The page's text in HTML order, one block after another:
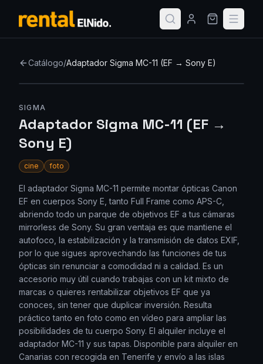
Catálogo/Adaptador Sigma MC-11 (EF → Sony E)
SIGMA
Adaptador Sigma MC-11 (EF →
Sony E)
cine foto
El adaptador Sigma MC-11 permite montar ópticas Canon
EF en cuerpos Sony E, tanto Full Frame como APS-C,
abriendo todo un parque de objetivos EF a tus cámaras
mirrorless de Sony. Su gran ventaja es que mantiene el
autofoco, la estabilización y la transmisión de datos EXIF,
por lo que sigues aprovechando las funciones de tus
ópticas sin renunciar a comodidad ni a calidad. Es un
accesorio muy útil cuando trabajas con un kit mixto de
marcas o quieres rentabilizar objetivos EF que ya
conoces, sin tener que duplicar inversión. Resulta
práctico tanto en foto como en vídeo para ampliar las
posibilidades de tu cuerpo Sony. El alquiler incluye el
adaptador MC-11 y sus tapas. Disponible para alquiler en
Canarias con recogida en Tenerife y envío a las islas